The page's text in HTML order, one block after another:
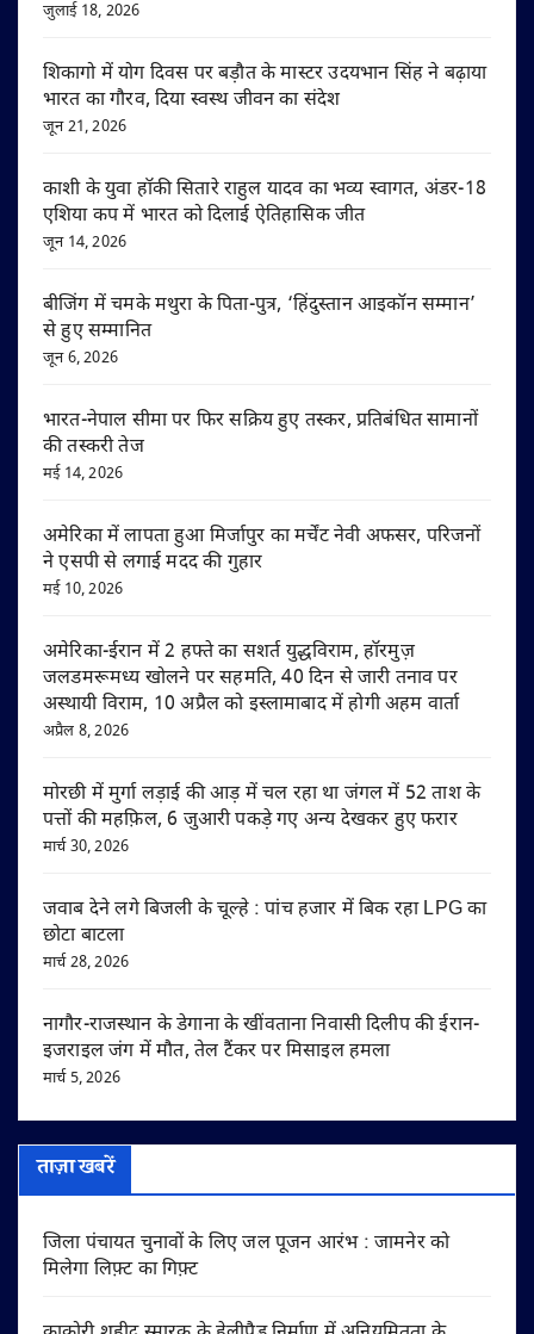
जुलाई 18, 2026
शिकागो में योग दिवस पर बड़ौत के मास्टर उदयभान सिंह ने बढ़ाया
भारत का गौरव, दिया स्वस्थ जीवन का संदेश
जून 21, 2026
काशी के युवा हॉकी सितारे राहुल यादव का भव्य स्वागत, अंडर-18
एशिया कप में भारत को दिलाई ऐतिहासिक जीत
जून 14, 2026
बीजिंग में चमके मथुरा के पिता-पुत्र, ‘हिंदुस्तान आइकॉन सम्मान’
से हुए सम्मानित
जून 6, 2026
भारत-नेपाल सीमा पर फिर सक्रिय हुए तस्कर, प्रतिबंधित सामानों
की तस्करी तेज
मई 14, 2026
अमेरिका में लापता हुआ मिर्जापुर का मर्चेंट नेवी अफसर, परिजनों
ने एसपी से लगाई मदद की गुहार
मई 10, 2026
अमेरिका-ईरान में 2 हफ्ते का सशर्त युद्धविराम, हॉरमुज़
जलडमरूमध्य खोलने पर सहमति, 40 दिन से जारी तनाव पर
अस्थायी विराम, 10 अप्रैल को इस्लामाबाद में होगी अहम वार्ता
अप्रैल 8, 2026
मोरछी में मुर्गा लड़ाई की आड़ में चल रहा था जंगल में 52 ताश के
पत्तों की महफ़िल, 6 जुआरी पकड़े गए अन्य देखकर हुए फरार
मार्च 30, 2026
जवाब देने लगे बिजली के चूल्हे : पांच हजार में बिक रहा LPG का
छोटा बाटला
मार्च 28, 2026
नागौर-राजस्थान के डेगाना के खींवताना निवासी दिलीप की ईरान-
इजराइल जंग में मौत, तेल टैंकर पर मिसाइल हमला
मार्च 5, 2026
ताज़ा खबरें
जिला पंचायत चुनावों के लिए जल पूजन आरंभ : जामनेर को
मिलेगा लिफ़्ट का गिफ़्ट